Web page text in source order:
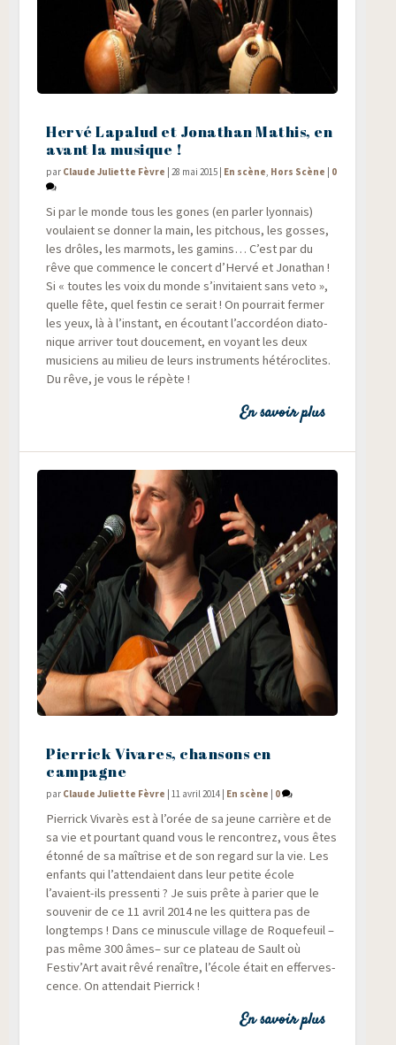
Hervé Lapalud et Jonathan Mathis, en
avant la musique !
par Claude Juliette Fèvre |28 mai 2015 | En scène Hors Scène | 0
Si par le monde tous les gones (en par­ler lyon­nais)
vou­laient se don­ner la main, les pit­chous, les gosses,
les drôles, les mar­mots, les gamins… C’est par du
rêve que com­mence le concert d’Hervé et Jona­than !
Si « toutes les voix du monde s’invitaient sans veto »,
quelle fête, quel fes­tin ce serait ! On pour­rait fer­mer
les yeux, là à l’instant, en écou­tant l’accordéon dia­to­
nique arri­ver tout dou­ce­ment, en voyant les deux
musi­ciens au milieu de leurs ins­tru­ments hété­ro­clites.
Du rêve, je vous le répète !
En savoir plus
Pierrick Vivares, chansons en
campagne
par Claude Juliette Fèvre |11 avril 2014 En scène 0
Pier­rick Viva­rès est à l’orée de sa jeune car­rière et de
sa vie et pour­tant quand vous le ren­con­trez, vous êtes
éton­né de sa maî­trise et de son regard sur la vie. Les
enfants qui l’attendaient dans leur petite école
l’avaient-ils pres­sen­ti ? Je suis prête à parier que le
sou­ve­nir de ce 11 avril 2014 ne les quit­te­ra pas de
long­temps ! Dans ce minus­cule vil­lage de Roque­feuil –
pas même 300 âmes– sur ce pla­teau de Sault où
Festiv’Art avait rêvé renaître, l’école était en effer­ves­
cence. On atten­dait Pierrick !
En savoir plus